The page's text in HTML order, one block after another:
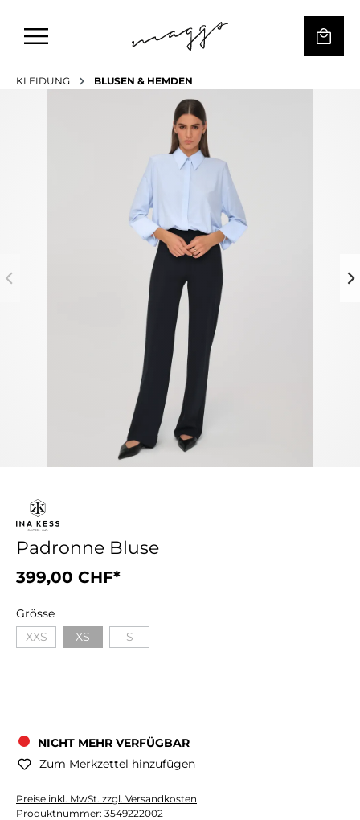
KLEIDUNG BLUSEN & HEMDEN
Padronne Bluse
399,00 CHF*
Grösse
XXS
XS S
NICHT MEHR VERFÜGBAR
Zum Merkzettel hinzufügen
Preise inkl. MwSt. zzgl. Versandkosten
Produktnummer: 3549222002